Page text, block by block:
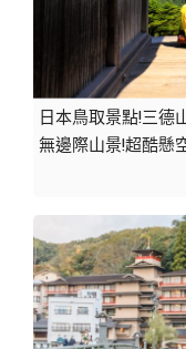
日本鳥取景點!三德
無邊際山景!超酷懸